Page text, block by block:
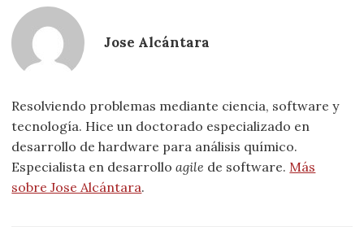
Jose Alcántara
Resolviendo problemas mediante ciencia, software y
tecnología. Hice un doctorado especializado en
desarrollo de hardware para análisis químico.
Especialista en desarrolloagile de software. Más
sobre Jose Alcántara.